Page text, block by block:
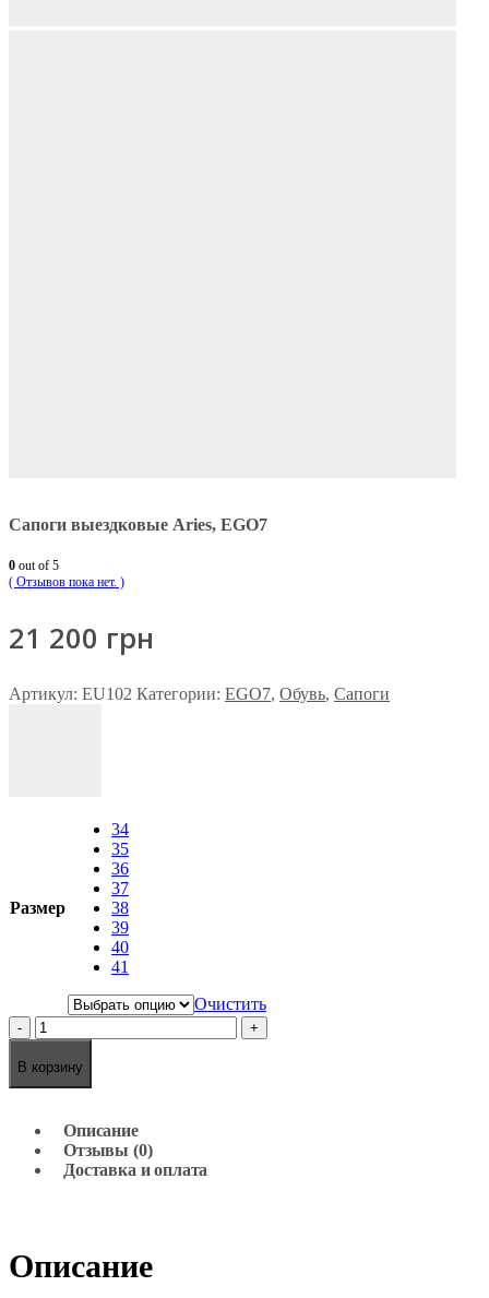
Сапоги выездковые Aries, EGO7
0 out of 5
( Отзывов пока нет. )
21 200 грн
Артикул: EU102 Категории: EGO7, Обувь, Сапоги
Размер
34
35
36
37
38
39
40
41
Очистить
- +
В корзину
Описание
Отзывы (0)
Доставка и оплата
Описание